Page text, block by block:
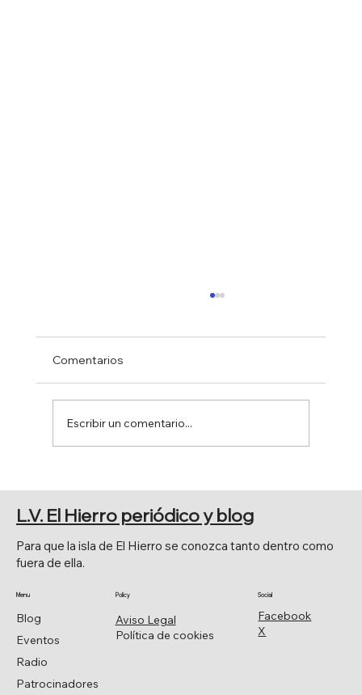
Comentarios
Escribir un comentario...
Facebook
X
Social
Aviso Legal
Política de cookies
Policy
Blog
Eventos
Radio
Patrocinadores
Menu
Para que la isla de El Hierro se conozca tanto dentro como
fuera de ella.
L.V. El Hierro periódico y blog